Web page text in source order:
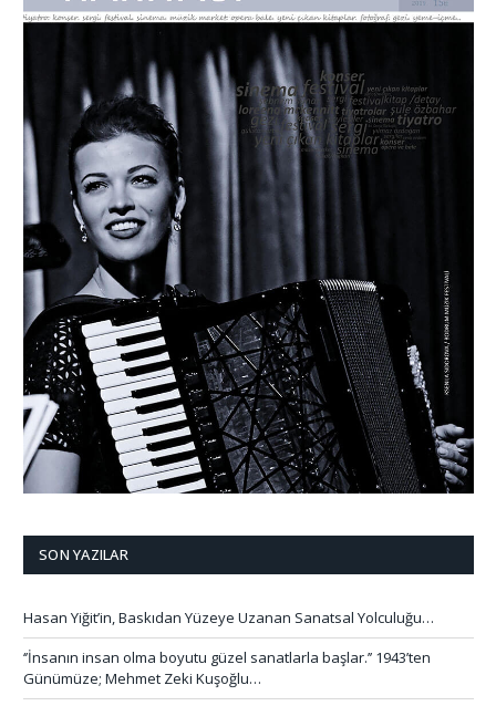
SON YAZILAR
Hasan Yiğit’in, Baskıdan Yüzeye Uzanan Sanatsal Yolculuğu…
‘’İnsanın insan olma boyutu güzel sanatlarla başlar.’’ 1943’ten
Günümüze; Mehmet Zeki Kuşoğlu…